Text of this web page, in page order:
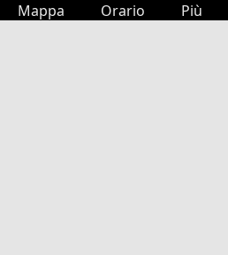
Mappa Orario Più